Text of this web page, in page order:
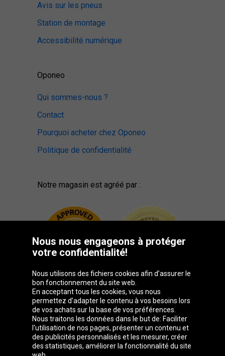
Avis sur les pneus
Station de montage
Accessibilité numérique
Oponeo
Qui sommes-nous ?
Contact
Pourquoi acheter chez Oponeo
Politique de confidentialité
Notre magasin est agréé par :
Groupe Oponeo
Nous nous engageons à protéger
votre confidentialité!
Nous utilisons des fichiers cookies afin d’assurer le
bon fonctionnement du site web.
En acceptant tous les cookies, vous nous
permettez d’adapter le contenu à vos besoins lors
de vos achats sur la base de vos préférences.
Nous traitons les données dans le but de: Faciliter
l'utilisation de nos pages, présenter un contenu et
des publicités personnalisés et les mesurer, créer
des statistiques, améliorer la fonctionnalité du site